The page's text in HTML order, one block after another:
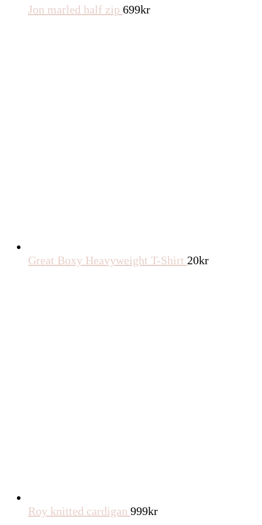
Jon marled half zip 699kr
Great Boxy Heavyweight T-Shirt 20kr
Roy knitted cardigan 999kr